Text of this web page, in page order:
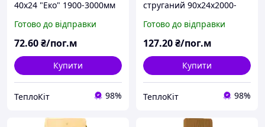
40х24 "Еко" 1900-3000мм
Готово до відправки
72.60₴/пог.м
Купити
ТеплоКіт 98%
струганий 90х24х2000-
Готово до відправки
127.20₴/пог.м
Купити
ТеплоКіт 98%